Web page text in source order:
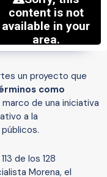
un proyecto que
como
marco de una iniciativa
a la
de los 128
Morena, el